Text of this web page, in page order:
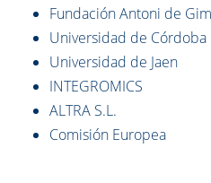
Fundación Antoni de
Universidad de Córdoba
Universidad de Jaen
INTEGROMICS
ALTRA S.L.
Comisión Europea